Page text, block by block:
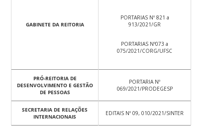
GABINETE DA REITORIA
PORTARIAS Nº 821 a
913/2021/GR
PORTARIAS Nº073 a
075/2021/CORG/UFSC
PRÓ-REITORIA DE
DESENVOLVIMENTO E GESTÃO
DE PESSOAS
PORTARIA Nº
069/2021/PRODEGESP
SECRETARIA DE RELAÇÕES
INTERNACIONAIS
EDITAIS Nº 09, 010/2021/SINTER